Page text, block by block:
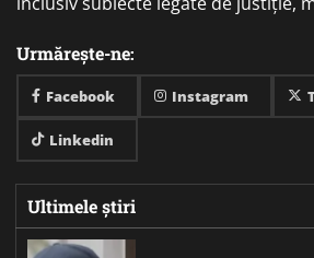
Urmărește-ne:
Facebook Instagram
Linkedin
Ultimele știri